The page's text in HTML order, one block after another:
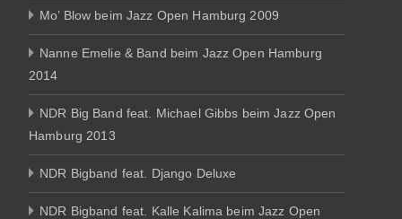
Mo’ Blow beim Jazz Open Hamburg 2009
Nanne Emelie & Band beim Jazz Open Hamburg
2014
NDR Big Band feat. Michael Gibbs beim Jazz Open
Hamburg 2013
NDR Bigband feat. Django Deluxe
NDR Bigband feat. Kalle Kalima beim Jazz Open